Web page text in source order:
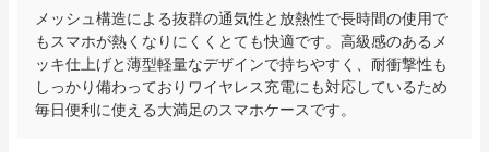
メッシュ構造による抜群の通気性と放熱性で長時間の使用で
もスマホが熱くなりにくくとても快適です。高級感のあるメ
ッキ仕上げと薄型軽量なデザインで持ちやすく、耐衝撃性も
しっかり備わっておりワイヤレス充電にも対応しているため
毎日便利に使える大満足のスマホケースです。